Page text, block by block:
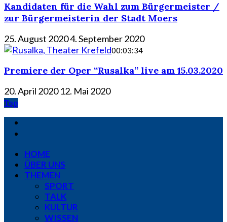
Kandidaten für die Wahl zum Bürgermeister /
zur Bürgermeisterin der Stadt Moers
25. August 20204. September 2020
00:03:34
Premiere der Oper “Rusalka” live am 15.03.2020
20. April 2020 12. Mai 2020
Top
HOME
ÜBER UNS
THEMEN
SPORT
TALK
KULTUR
WISSEN